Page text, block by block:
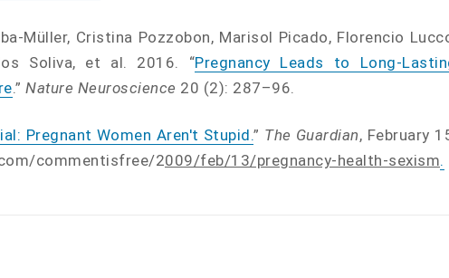
Müller, Cristina Pozzobon, Marisol Picado, Florencio
Soliva, et al. 2016. “Pregnancy Leads to Long-
.” Nature Neuroscience 20 (2): 287–96.
Pregnant Women Aren't Stupid.” The Guardian, February
commentisfree/2009/feb/13/pregnancy-health-sexism.